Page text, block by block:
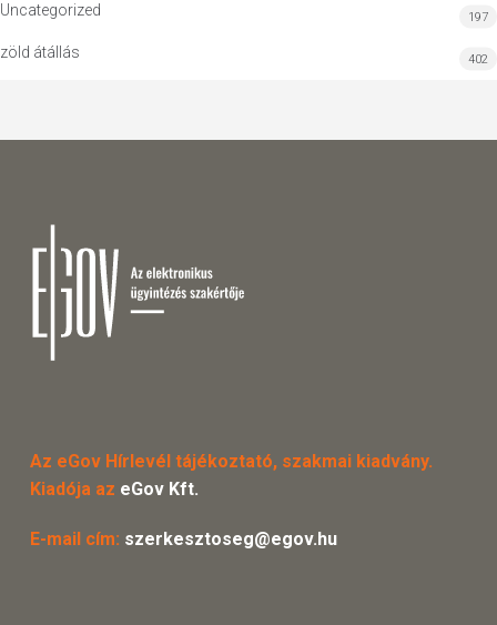
Uncategorized 197
zöld átállás 402
Az eGov Hírlevél tájékoztató, szakmai kiadvány.
Kiadója az eGov Kft.
E-mail cím: szerkesztoseg@egov.hu